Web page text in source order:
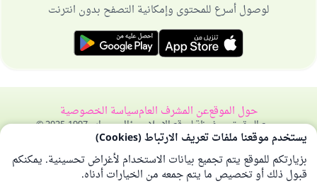
لوصول أسرع للمحتوى وإمكانية التصفح بدون انترنت
حول الموقععن المشرف العامسياسة الخصوصية
جميع الحقوق محفوظة لموقع الإسلام سؤال وجواب 1997-2025 ©
يستخدم موقعنا ملفات تعريف الارتباط (Cookies)
بزيارتكم للموقع يتم تجميع بيانات الاستخدام لأغراض تحسينية. يمكنكم
قبول ذلك أو تخصيص ما يتم جمعه من الخيارات أدناه.